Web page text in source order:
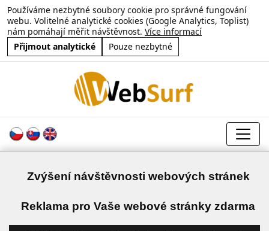
Používáme nezbytné soubory cookie pro správné fungování
webu. Volitelné analytické cookies (Google Analytics, Toplist)
nám pomáhají měřit návštěvnost. Více informací
Přijmout analytické
Pouze nezbytné
Zvýšení návštěvnosti webových stránek
Reklama pro Vaše webové stránky zdarma